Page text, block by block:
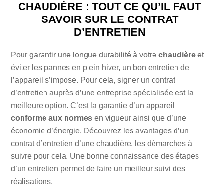
CHAUDIÈRE : TOUT CE QU’IL FAUT
SAVOIR SUR LE CONTRAT
D’ENTRETIEN
Pour garantir une longue durabilité à votrechaudière et
éviter les pannes en plein hiver, un bon entretien de
l’appareil s’impose. Pour cela, signer un contrat
d’entretien auprès d’une entreprise spécialisée est la
meilleure option. C’est la garantie d’un appareil
conforme aux normes en vigueur ainsi que d’une
économie d’énergie. Découvrez les avantages d’un
contrat d’entretien d’une chaudière, les démarches à
suivre pour cela. Une bonne connaissance des étapes
d’un entretien permet de faire un meilleur suivi des
réalisations.